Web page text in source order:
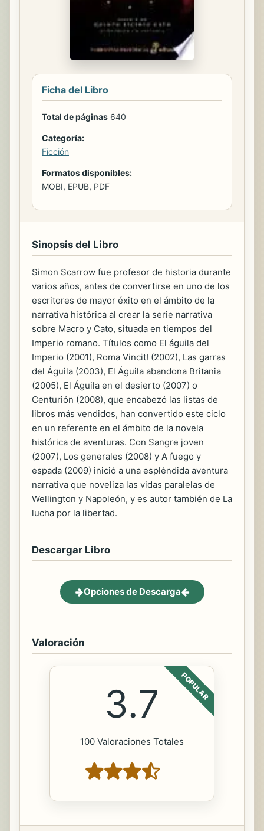
Ficha del Libro
Total de páginas 640
Categoría:
Ficción
Formatos disponibles:
MOBI, EPUB, PDF
Sinopsis del Libro
Simon Scarrow fue profesor de historia durante
varios años, antes de convertirse en uno de los
escritores de mayor éxito en el ámbito de la
narrativa histórica al crear la serie narrativa
sobre Macro y Cato, situada en tiempos del
Imperio romano. Títulos como El águila del
Imperio (2001), Roma Vincit! (2002), Las garras
del Águila (2003), El Águila abandona Britania
(2005), El Águila en el desierto (2007) o
Centurión (2008), que encabezó las listas de
libros más vendidos, han convertido este ciclo
en un referente en el ámbito de la novela
histórica de aventuras. Con Sangre joven
(2007), Los generales (2008) y A fuego y
espada (2009) inició a una espléndida aventura
narrativa que noveliza las vidas paralelas de
Wellington y Napoleón, y es autor también de La
lucha por la libertad.
Descargar Libro
Opciones de Descarga
Valoración
POPULAR
3.7
100 Valoraciones Totales